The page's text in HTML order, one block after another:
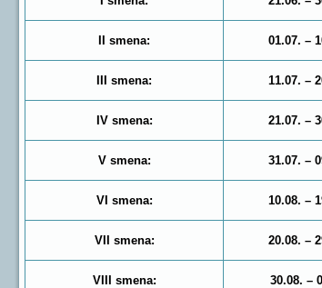
II smena: 01.07. –
III smena: 11.07. –
IV smena: 21.07. –
V smena: 31.07. –
VI smena: 10.08. –
VII smena: 20.08. –
VIII smena: 30.08. –